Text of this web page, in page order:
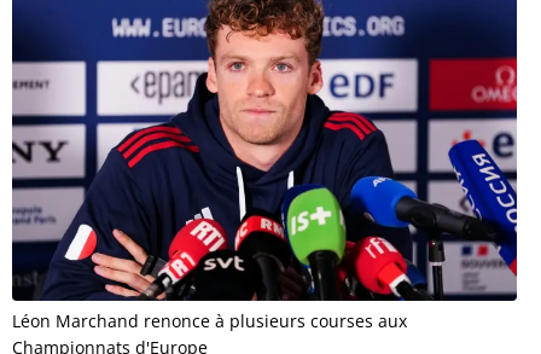
Léon Marchand renonce à plusieurs courses aux
Championnats d'Europe